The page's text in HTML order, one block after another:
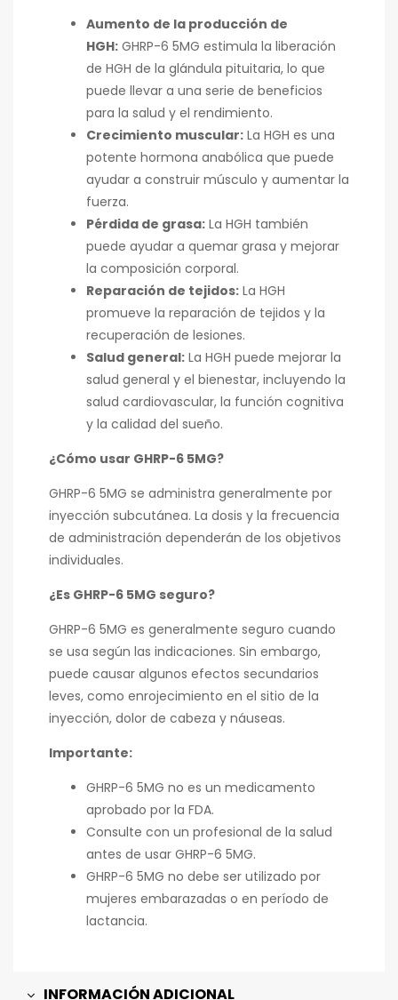
Aumento de la producción de
HGH: GHRP-6 5MG estimula la liberación
de HGH de la glándula pituitaria, lo que
puede llevar a una serie de beneficios
para la salud y el rendimiento.
Crecimiento muscular: La HGH es una
potente hormona anabólica que puede
ayudar a construir músculo y aumentar la
fuerza.
Pérdida de grasa: La HGH también
puede ayudar a quemar grasa y mejorar
la composición corporal.
Reparación de tejidos: La HGH
promueve la reparación de tejidos y la
recuperación de lesiones.
Salud general: La HGH puede mejorar la
salud general y el bienestar, incluyendo la
salud cardiovascular, la función cognitiva
y la calidad del sueño.
¿Cómo usar GHRP-6 5MG?
GHRP-6 5MG se administra generalmente por
inyección subcutánea. La dosis y la frecuencia
de administración dependerán de los objetivos
individuales.
¿Es GHRP-6 5MG seguro?
GHRP-6 5MG es generalmente seguro cuando
se usa según las indicaciones. Sin embargo,
puede causar algunos efectos secundarios
leves, como enrojecimiento en el sitio de la
inyección, dolor de cabeza y náuseas.
Importante:
GHRP-6 5MG no es un medicamento
aprobado por la FDA.
Consulte con un profesional de la salud
antes de usar GHRP-6 5MG.
GHRP-6 5MG no debe ser utilizado por
mujeres embarazadas o en período de
lactancia.
INFORMACIÓN ADICIONAL